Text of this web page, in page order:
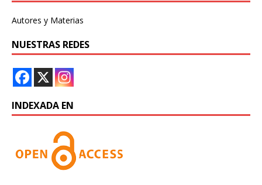
Autores y Materias
NUESTRAS REDES
INDEXADA EN